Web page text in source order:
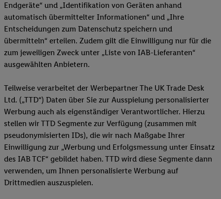
Endgeräte“ und „Identifikation von Geräten anhand
automatisch übermittelter Informationen“ und „Ihre
Entscheidungen zum Datenschutz speichern und
übermitteln“ erteilen. Zudem gilt die Einwilligung nur für die
zum jeweiligen Zweck unter „Liste von IAB-Lieferanten“
ausgewählten Anbietern.
Teilweise verarbeitet der Werbepartner The UK Trade Desk
Ltd. („TTD“) Daten über Sie zur Ausspielung personalisierter
Werbung auch als eigenständiger Verantwortlicher. Hierzu
stellen wir TTD Segmente zur Verfügung (zusammen mit
pseudonymisierten IDs), die wir nach Maßgabe Ihrer
Einwilligung zur „Werbung und Erfolgsmessung unter Einsatz
des IAB TCF“ gebildet haben. TTD wird diese Segmente dann
verwenden, um Ihnen personalisierte Werbung auf
Drittmedien auszuspielen.